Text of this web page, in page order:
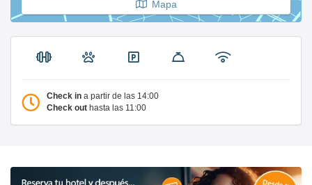
Mapa
Check in a partir de las 14:00
Check out hasta las 11:00